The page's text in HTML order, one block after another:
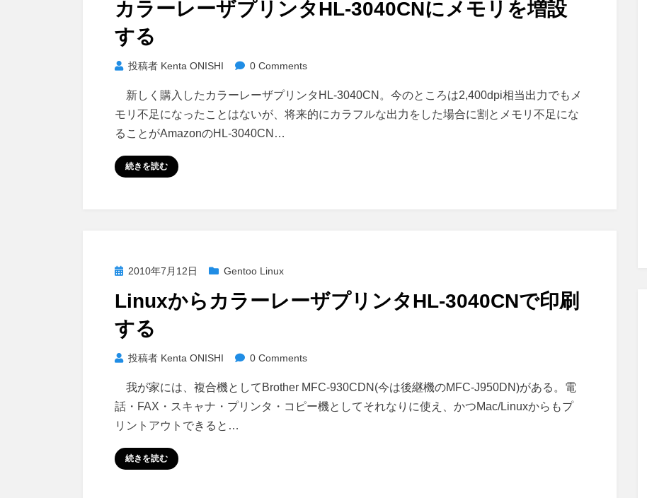
日:
カラーレーザプリンタHL-3040CNにメモリを増設
する
投稿者 Kenta ONISHI 0 Comments
新しく購入したカラーレーザプリンタHL-3040CN。今のところは2,400dpi相当出力でもメ
モリ不足になったことはないが、将来的にカラフルな出力をした場合に割とメモリ不足にな
ることがAmazonのHL-3040CN…
続きを読む
投
日:
2010年7月12日 Gentoo Linux
LinuxからカラーレーザプリンタHL-3040CNで印刷
する
投稿者 Kenta ONISHI 0 Comments
我が家には、複合機としてBrother MFC-930CDN(今は後継機のMFC-J950DN)がある。電
話・FAX・スキャナ・プリンタ・コピー機としてそれなりに使え、かつMac/Linuxからもプ
リントアウトできると…
続きを読む